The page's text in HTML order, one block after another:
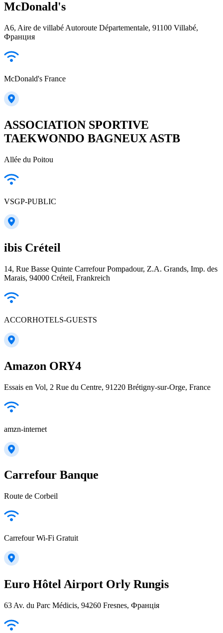
McDonald's
A6, Aire de villabé Autoroute Départementale, 91100 Villabé,
Франция
McDonald's France
ASSOCIATION SPORTIVE
TAEKWONDO BAGNEUX ASTB
Allée du Poitou
VSGP-PUBLIC
ibis Créteil
14, Rue Basse Quinte Carrefour Pompadour, Z.A. Grands, Imp. des
Marais, 94000 Créteil, Frankreich
ACCORHOTELS-GUESTS
Amazon ORY4
Essais en Vol, 2 Rue du Centre, 91220 Brétigny-sur-Orge, France
amzn-internet
Carrefour Banque
Route de Corbeil
Carrefour Wi-Fi Gratuit
Euro Hôtel Airport Orly Rungis
63 Av. du Parc Médicis, 94260 Fresnes, Франція